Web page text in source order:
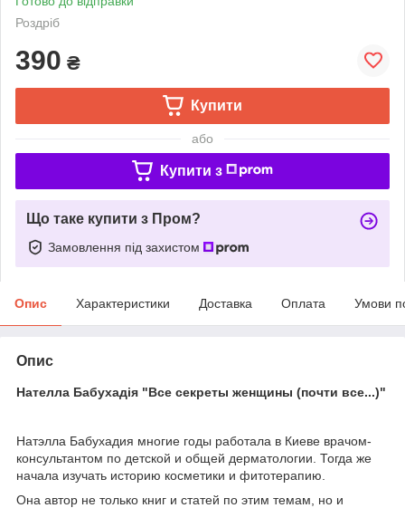
Роздріб
390 ₴
Купити
або
Купити з
Що таке купити з Пром?
Замовлення під захистом
Опис Характеристики Доставка Оплата Умови
Опис
Нателла Бабухадія "Все секреты женщины (почти все...)"
Натэлла Бабухадия многие годы работала в Киеве врачом-
консультантом по детской и общей дерматологии. Тогда же
начала изучать историю косметики и фитотерапию.
Она автор не только книг и статей по этим темам, но и